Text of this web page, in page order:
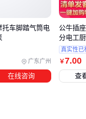
广东广州
托车脚踏气筒电
在线咨询
￥7.00
公牛插
分电工
真实性已
查